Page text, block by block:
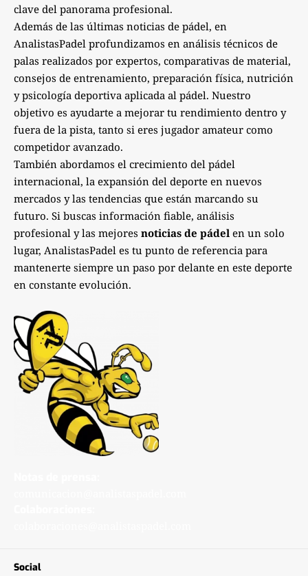
clave del panorama profesional.
Además de las últimas noticias de pádel, en
AnalistasPadel profundizamos en análisis técnicos de
palas realizados por expertos, comparativas de material,
consejos de entrenamiento, preparación física, nutrición
y psicología deportiva aplicada al pádel. Nuestro
objetivo es ayudarte a mejorar tu rendimiento dentro y
fuera de la pista, tanto si eres jugador amateur como
competidor avanzado.
También abordamos el crecimiento del pádel
internacional, la expansión del deporte en nuevos
mercados y las tendencias que están marcando su
futuro. Si buscas información fiable, análisis
profesional y las mejores noticias de pádel en un solo
lugar, AnalistasPadel es tu punto de referencia para
mantenerte siempre un paso por delante en este deporte
en constante evolución.
Social